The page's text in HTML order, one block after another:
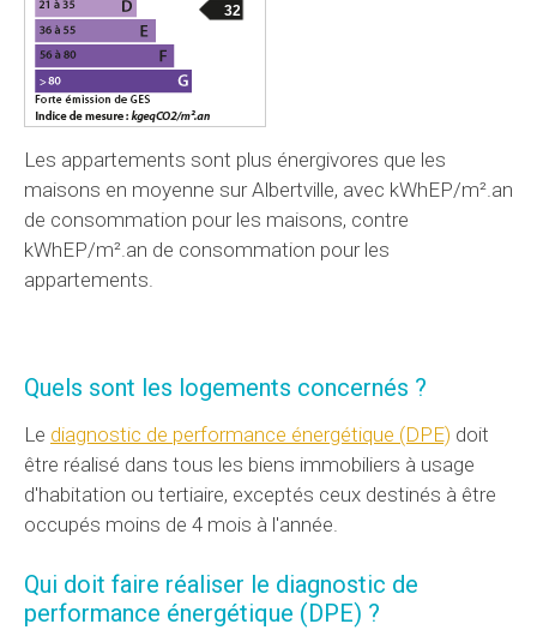
32
Les appartements sont plus énergivores que les
maisons en moyenne sur Albertville, avec kWhEP/m².an
de consommation pour les maisons, contre
kWhEP/m².an de consommation pour les
appartements.
Quels sont les logements concernés ?
Le diagnostic de performance énergétique (DPE) doit
être réalisé dans tous les biens immobiliers à usage
d'habitation ou tertiaire, exceptés ceux destinés à être
occupés moins de 4 mois à l'année.
Qui doit faire réaliser le diagnostic de
performance énergétique (DPE) ?